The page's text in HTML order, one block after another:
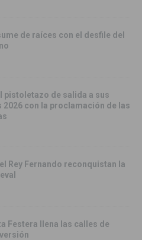
de raíces con el desfile del
pistoletazo de salida a sus
2026 con la proclamación de las
Rey Fernando reconquistan la
Festera llena las calles de